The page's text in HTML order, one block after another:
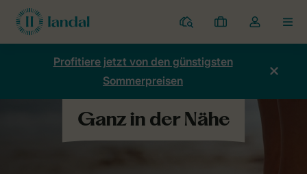
Ferienparks
Meine
Buchungen
Dropdown-
Menü
Kontos
Profitiere jetzt von den günstigsten
Sommerpreisen